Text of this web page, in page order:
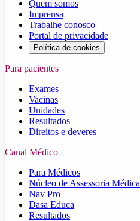
Quem somos
Imprensa
Trabalhe conosco
Portal de privacidade
Política de cookies
Para pacientes
Exames
Vacinas
Unidades
Resultados
Direitos e deveres
Canal Médico
Para Médicos
Núcleo de Assessoria Médica
Nav Pro
Dasa Educa
Resultados